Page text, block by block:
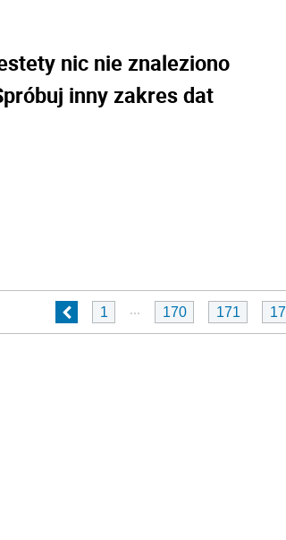
nic nie znaleziono
inny zakres dat
1 ... 170 171